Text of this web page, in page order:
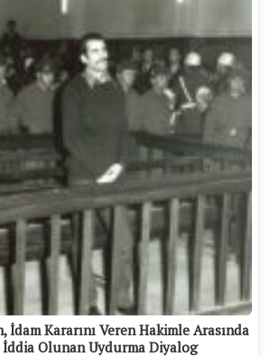
İdam Kararını Veren Hakimle Arasında
İddia Olunan Uydurma Diyalog